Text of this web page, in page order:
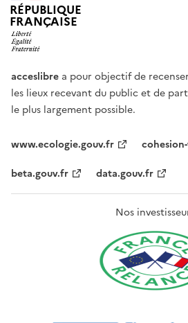
RÉPUBLIQUE
FRANÇAISE
acceslibre a pour objectif de
les lieux recevant du public et de
le plus largement possible.
www.ecologie.gouv.fr
beta.gouv.fr
data.gouv.fr
Nos